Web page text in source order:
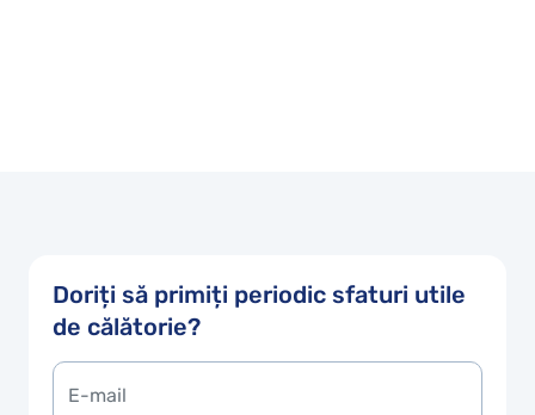
Doriți să primiți periodic sfaturi utile
de călătorie?